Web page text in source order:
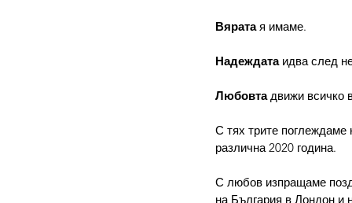
Вярата я имаме.
Надеждата идва след
Любовта движи всичко
С тях трите поглеждаме
различна 2020 година.
С любов изпращаме
на България в Лондон и